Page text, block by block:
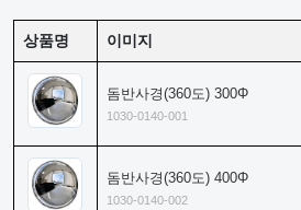
상품명 이미지
돔반사경(360도) 300Φ
1030-0140-001
돔반사경(360도) 400Φ
1030-0140-002